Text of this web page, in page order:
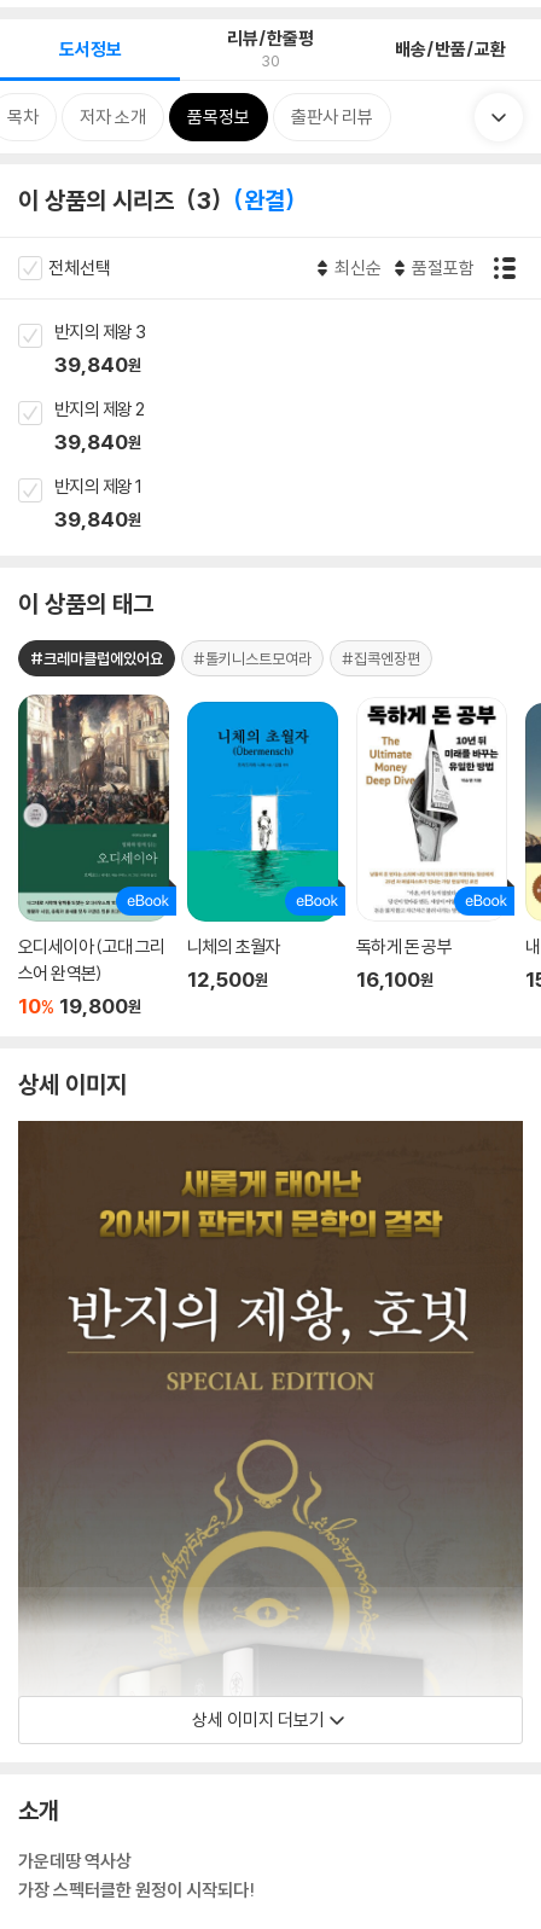
도서정보 리뷰/한줄평
30 배송/반품/교환
목차 저자 소개 품목정보 출판사 리뷰
이 상품의 시리즈 3 완결
전체선택 최신순 품절포함
반지의 제왕 3
39,840원
반지의 제왕 2
39,840원
반지의 제왕 1
39,840원
이 상품의 태그
#크레마클럽에있어요 #톨키니스트모여라 #집콕엔장편
오디세이아 (고대 그리
스어 완역본)
10% 19,800원
니체의 초월자
12,500원
독하게 돈 공부
16,100원
상세 이미지
상세 이미지 더보기
소개
가운데땅 역사상
가장 스펙터클한 원정이 시작되다!